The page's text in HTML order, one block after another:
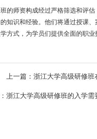
的师资构成经过严格筛选和评估
知识和经验。他们将通过授课、
方式，为学员们提供全面的职业
上一篇： 浙江大学高级研修班
浙江大学高级研修班的入学需